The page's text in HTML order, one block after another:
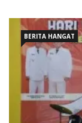
BERITA HANGAT